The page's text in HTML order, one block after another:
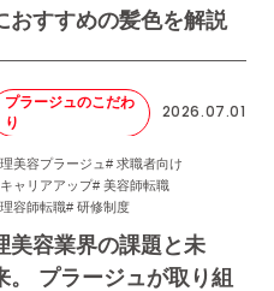
おすすめの髪色を解説
プラージュのこだわ
り
2026.07.01
美容プラージュ# 求職者向け
ャリアアップ# 美容師転職
容師転職# 研修制度
美容業界の課題と未
。 プラージュが取り組